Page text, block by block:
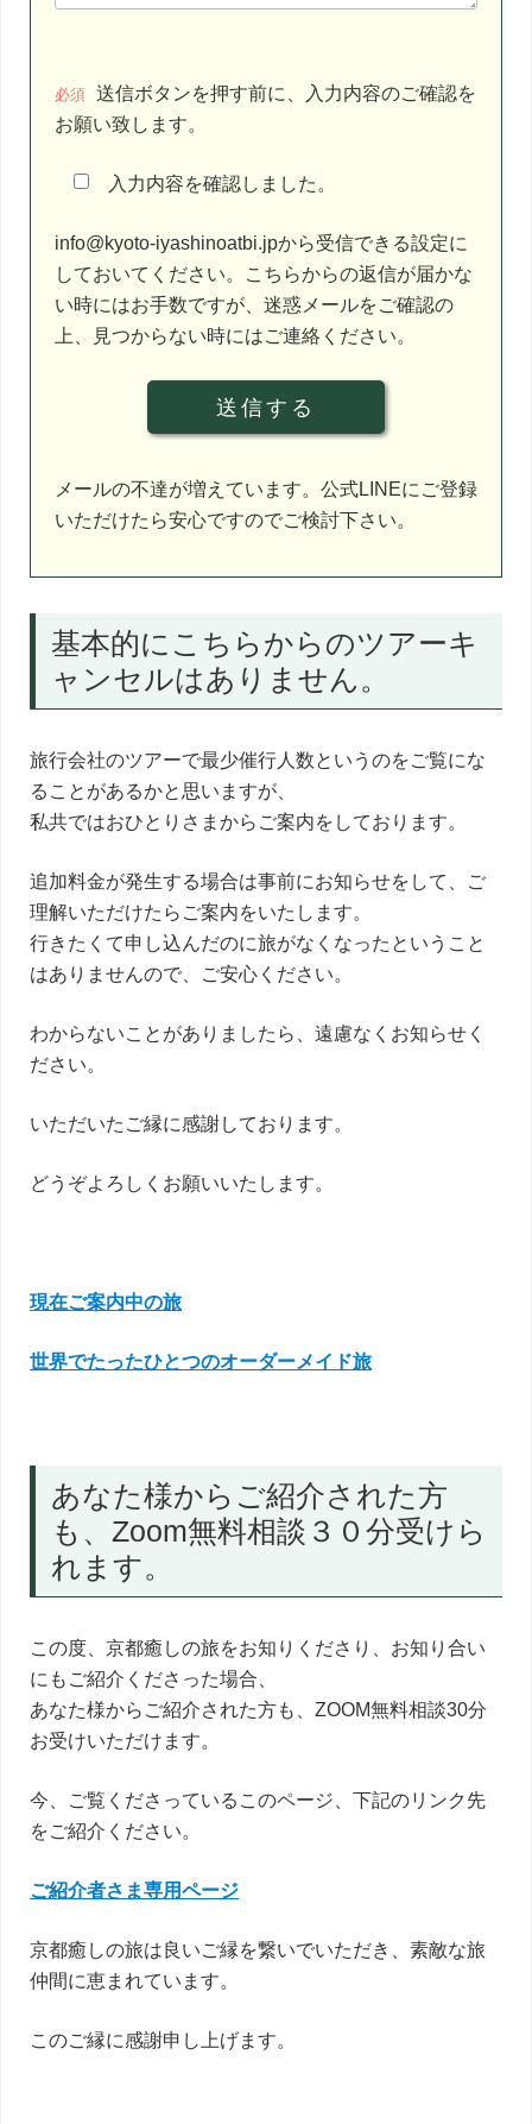
の
フ
ー
ド
は
空
の
て
く
必須 送信ボタンを押す前に、入力内容のご確認を
お願い致します。
入力内容を確認しました。
info@kyoto-iyashinoatbi.jpから受信できる設定に
しておいてください。こちらからの返信が届かな
い時にはお手数ですが、迷惑メールをご確認の
上、見つからない時にはご連絡ください。
メールの不達が増えています。公式LINEにご登録
いただけたら安心ですのでご検討下さい。
基本的にこちらからのツアーキ
ャンセルはありません。
旅行会社のツアーで最少催行人数というのをご覧にな
ることがあるかと思いますが、
私共ではおひとりさまからご案内をしております。
追加料金が発生する場合は事前にお知らせをして、ご
理解いただけたらご案内をいたします。
行きたくて申し込んだのに旅がなくなったということ
はありませんので、ご安心ください。
わからないことがありましたら、遠慮なくお知らせく
ださい。
いただいたご縁に感謝しております。
どうぞよろしくお願いいたします。
現在ご案内中の旅
世界でたったひとつのオーダーメイド旅
あなた様からご紹介された方
も、Zoom無料相談３０分受けら
れます。
この度、京都癒しの旅をお知りくださり、お知り合い
にもご紹介くださった場合、
あなた様からご紹介された方も、ZOOM無料相談30分
お受けいただけます。
今、ご覧くださっているこのページ、下記のリンク先
をご紹介ください。
ご紹介者さま専用ページ
京都癒しの旅は良いご縁を繋いでいただき、素敵な旅
仲間に恵まれています。
このご縁に感謝申し上げます。